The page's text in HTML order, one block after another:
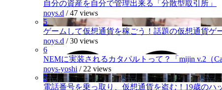
自分の資産を自分で管理出来る「分散型取引所」
noys.d /47 views
5
ゲームして仮想通貨を稼ごう！話題の仮想通貨ゲ
noys.d /30 views
6
NEMに実装されるカタパルトって？「mijin v.2（
noys-yoshi / 22 views
7
電話番号を乗っ取り、仮想通貨を盗む！19歳のハ